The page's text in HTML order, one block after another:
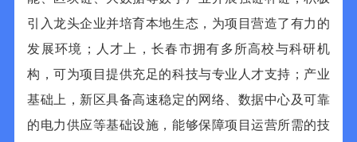
引入龙头企业并培育本地生态，为项目营造了有力的
发展环境；人才上，长春市拥有多所高校与科研机
构，可为项目提供充足的科技与专业人才支持；产业
基础上，新区具备高速稳定的网络、数据中心及可靠
的电力供应等基础设施，能够保障项目运营所需的技